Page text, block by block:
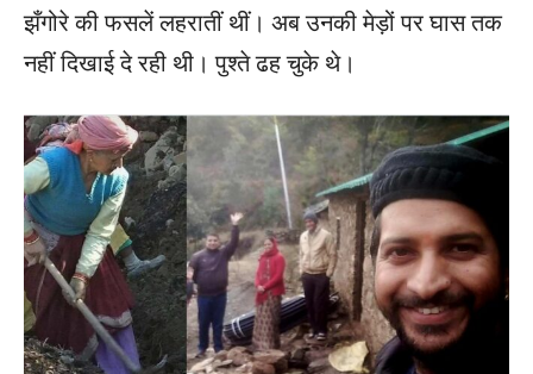
झँगोरे की फसलें लहरातीं थीं। अब उनकी मेड़ों पर घास तक
नहीं दिखाई दे रही थी। पुश्ते ढह चुके थे।